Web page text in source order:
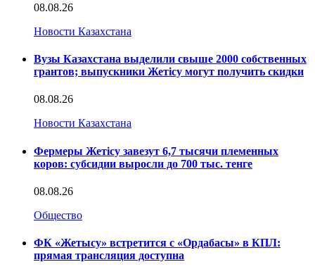
08.08.26
Новости Казахстана
Вузы Казахстана выделили свыше 2000 собственных
грантов; выпускники Жетісу могут получить скидки
08.08.26
Новости Казахстана
Фермеры Жетісу завезут 6,7 тысячи племенных
коров: субсидии выросли до 700 тыс. тенге
08.08.26
Общество
ФК «Жетысу» встретится с «Ордабасы» в КПЛ:
прямая трансляция доступна